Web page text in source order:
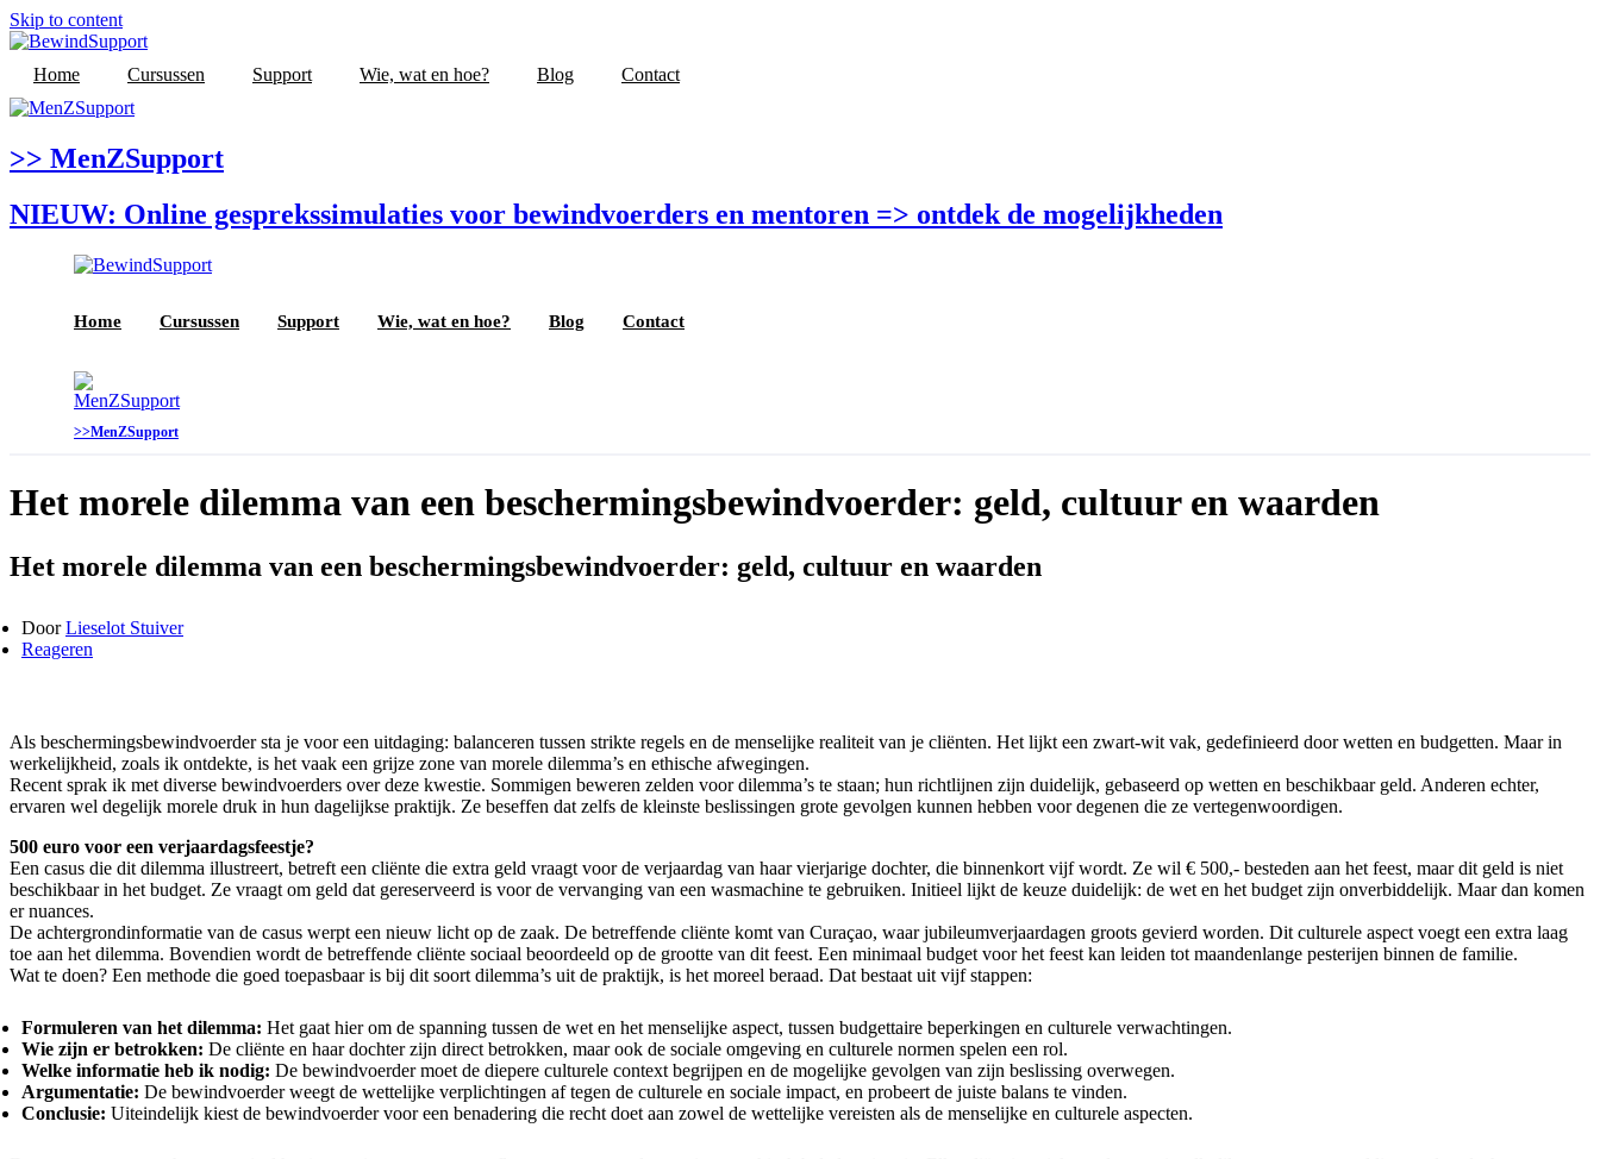
Skip to content
Home Cursussen Support Wie, wat en hoe? Blog Contact
>> MenZSupport
NIEUW: Online gesprekssimulaties voor bewindvoerders en mentoren => ontdek de mogelijkheden
Home Cursussen Support Wie, wat en hoe? Blog Contact
>>MenZSupport
Het morele dilemma van een beschermingsbewindvoerder: geld, cultuur en waarden
Het morele dilemma van een beschermingsbewindvoerder: geld, cultuur en waarden
DoorLieselot Stuiver
Reageren
Als beschermingsbewindvoerder sta je voor een uitdaging: balanceren tussen strikte regels en de menselijke realiteit van je cliënten. Het lijkt een zwart-wit vak, gedefinieerd door wetten en budgetten. Maar in
werkelijkheid, zoals ik ontdekte, is het vaak een grijze zone van morele dilemma’s en ethische afwegingen.
Recent sprak ik met diverse bewindvoerders over deze kwestie. Sommigen beweren zelden voor dilemma’s te staan; hun richtlijnen zijn duidelijk, gebaseerd op wetten en beschikbaar geld. Anderen echter,
ervaren wel degelijk morele druk in hun dagelijkse praktijk. Ze beseffen dat zelfs de kleinste beslissingen grote gevolgen kunnen hebben voor degenen die ze vertegenwoordigen.
500 euro voor een verjaardagsfeestje?
Een casus die dit dilemma illustreert, betreft een cliënte die extra geld vraagt voor de verjaardag van haar vierjarige dochter, die binnenkort vijf wordt. Ze wil € 500,- besteden aan het feest, maar dit geld is niet
beschikbaar in het budget. Ze vraagt om geld dat gereserveerd is voor de vervanging van een wasmachine te gebruiken. Initieel lijkt de keuze duidelijk: de wet en het budget zijn onverbiddelijk. Maar dan komen
er nuances.
De achtergrondinformatie van de casus werpt een nieuw licht op de zaak. De betreffende cliënte komt van Curaçao, waar jubileumverjaardagen groots gevierd worden. Dit culturele aspect voegt een extra laag
toe aan het dilemma. Bovendien wordt de betreffende cliënte sociaal beoordeeld op de grootte van dit feest. Een minimaal budget voor het feest kan leiden tot maandenlange pesterijen binnen de familie.
Wat te doen? Een methode die goed toepasbaar is bij dit soort dilemma’s uit de praktijk, is het moreel beraad. Dat bestaat uit vijf stappen:
Formuleren van het dilemma: Het gaat hier om de spanning tussen de wet en het menselijke aspect, tussen budgettaire beperkingen en culturele verwachtingen.
Wie zijn er betrokken: De cliënte en haar dochter zijn direct betrokken, maar ook de sociale omgeving en culturele normen spelen een rol.
Welke informatie heb ik nodig: De bewindvoerder moet de diepere culturele context begrijpen en de mogelijke gevolgen van zijn beslissing overwegen.
Argumentatie: De bewindvoerder weegt de wettelijke verplichtingen af tegen de culturele en sociale impact, en probeert de juiste balans te vinden.
Conclusie: Uiteindelijk kiest de bewindvoerder voor een benadering die recht doet aan zowel de wettelijke vereisten als de menselijke en culturele aspecten.